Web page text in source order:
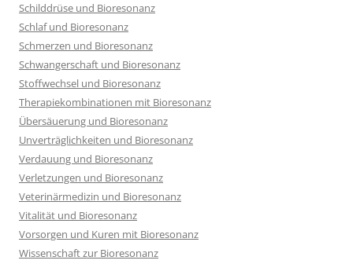
Schilddrüse und Bioresonanz
Schlaf und Bioresonanz
Schmerzen und Bioresonanz
Schwangerschaft und Bioresonanz
Stoffwechsel und Bioresonanz
Therapiekombinationen mit Bioresonanz
Übersäuerung und Bioresonanz
Unverträglichkeiten und Bioresonanz
Verdauung und Bioresonanz
Verletzungen und Bioresonanz
Veterinärmedizin und Bioresonanz
Vitalität und Bioresonanz
Vorsorgen und Kuren mit Bioresonanz
Wissenschaft zur Bioresonanz